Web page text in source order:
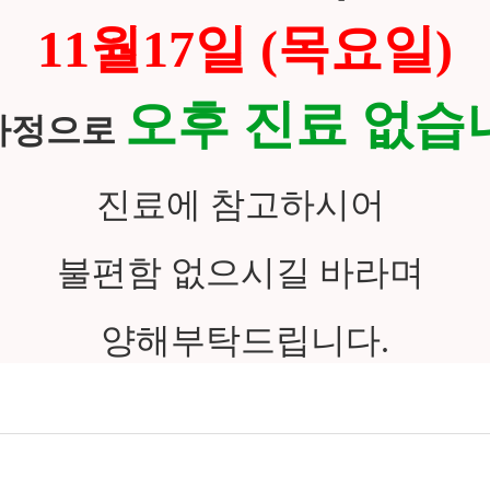
11월17일 (목요일)
정으로 오후 진료 없습
진료에 참고하시어
불편함 없으시길 바라며
양해부탁드립니다.